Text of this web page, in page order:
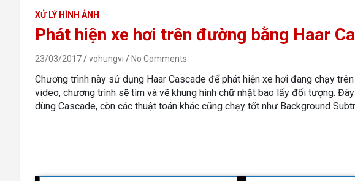
XỬ LÝ HÌNH ẢNH
Phát hiện xe hơi trên đường bằng Haar
23/03/2017 vohungvi No Comments
Chương trình này sử dụng Haar Cascade để phát hiện xe hơi đang chạy
video, chương trình sẽ tìm và vẽ khung hình chữ nhật bao lấy đối tượng.
dùng Cascade, còn các thuật toán khác cũng chạy tốt như Background